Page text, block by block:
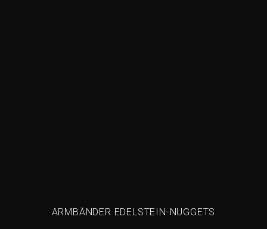
ARMBÄNDER EDELSTEIN-NUGGETS